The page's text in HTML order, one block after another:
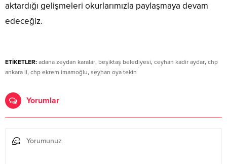
aktardığı gelişmeleri okurlarımızla paylaşmaya devam
edeceğiz.
ETİKETLER: adana zeydan karalar, beşiktaş belediyesi, ceyhan kadir aydar, chp
ankara il, chp ekrem imamoğlu, seyhan oya tekin
Yorumlar